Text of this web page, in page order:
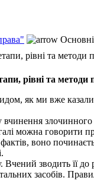
Основні
рівні та методи
рівні та методи
як ми вже
можна
воно
зводить її
засобів.